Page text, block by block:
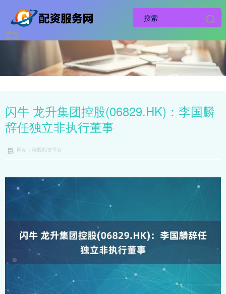
闪牛 龙升集团控股(06829.HK)：李国麟
辞任独立非执行董事
网站：港股配资平台